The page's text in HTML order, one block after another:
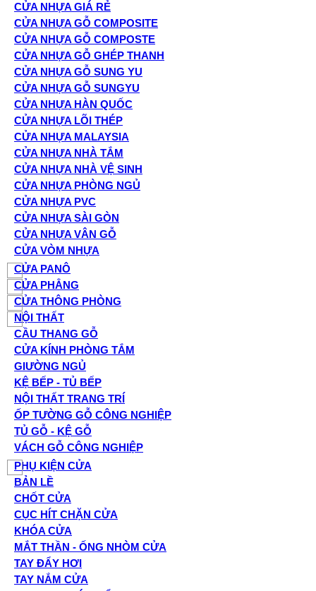
CỬA NHỰA GIÁ RẺ
CỬA NHỰA GỖ COMPOSITE
CỬA NHỰA GỖ COMPOSTE
CỬA NHỰA GỖ GHÉP THANH
CỬA NHỰA GỖ SUNG YU
CỬA NHỰA GỖ SUNGYU
CỬA NHỰA HÀN QUỐC
CỬA NHỰA LÕI THÉP
CỬA NHỰA MALAYSIA
CỬA NHỰA NHÀ TẮM
CỬA NHỰA NHÀ VỆ SINH
CỬA NHỰA PHÒNG NGỦ
CỬA NHỰA PVC
CỬA NHỰA SÀI GÒN
CỬA NHỰA VÂN GỖ
CỬA VÒM NHỰA
CỬA PANÔ
CỬA PHẲNG
CỬA THÔNG PHÒNG
NỘI THẤT
CẦU THANG GỖ
CỬA KÍNH PHÒNG TẮM
GIƯỜNG NGỦ
KỆ BẾP - TỦ BẾP
NỘI THẤT TRANG TRÍ
ỐP TƯỜNG GỖ CÔNG NGHIỆP
TỦ GỖ - KỆ GỖ
VÁCH GỖ CÔNG NGHIỆP
PHỤ KIỆN CỬA
BẢN LỀ
CHỐT CỬA
CỤC HÍT CHẶN CỬA
KHÓA CỬA
MẮT THẦN - ỐNG NHÒM CỬA
TAY ĐẨY HƠI
TAY NẮM CỬA